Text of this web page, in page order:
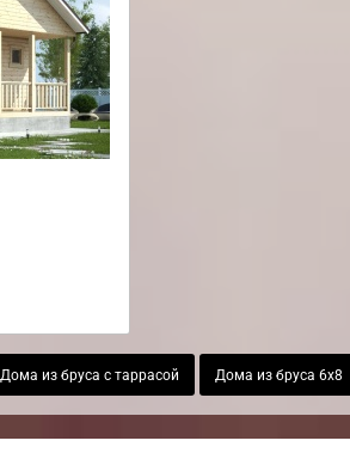
Дома из бруса с таррасой Дома из бруса 6х8